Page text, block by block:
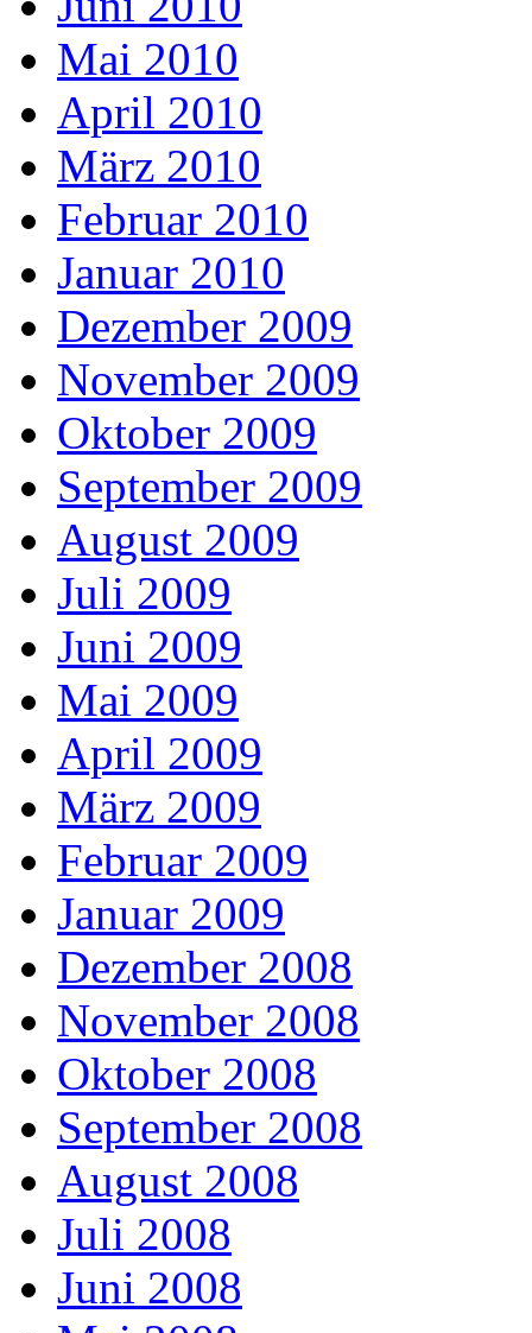
Mai 2010
April 2010
März 2010
Februar 2010
Januar 2010
Dezember 2009
November 2009
Oktober 2009
September 2009
August 2009
Juli 2009
Juni 2009
Mai 2009
April 2009
März 2009
Februar 2009
Januar 2009
Dezember 2008
November 2008
Oktober 2008
September 2008
August 2008
Juli 2008
Juni 2008